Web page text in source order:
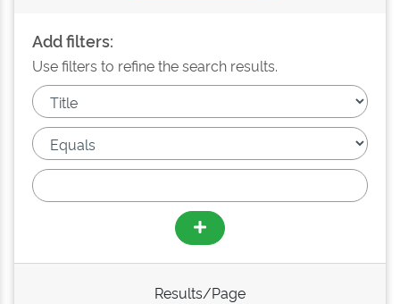
Add filters:
Use filters to refine the search results.
Results/Page